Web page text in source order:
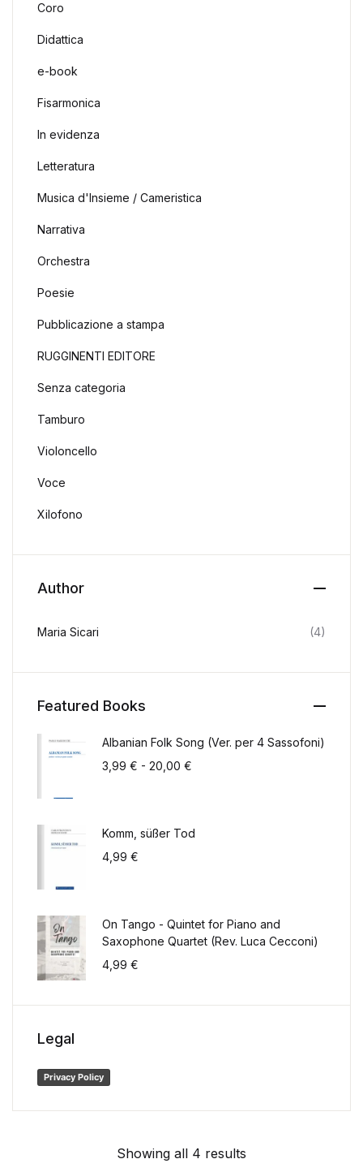
Showing all 4 results
Coro
Didattica
e-book
Fisarmonica
In evidenza
Letteratura
Musica d'Insieme / Cameristica
Narrativa
Orchestra
Poesie
Pubblicazione a stampa
RUGGINENTI EDITORE
Senza categoria
Tamburo
Violoncello
Voce
Xilofono
Author
Maria Sicari (4)
Featured Books
Albanian Folk Song (Ver. per 4 Sassofoni)
3,99 € - 20,00 €
Komm, süßer Tod
4,99 €
On Tango - Quintet for Piano and
Saxophone Quartet (Rev. Luca Cecconi)
4,99 €
Legal
Privacy Policy